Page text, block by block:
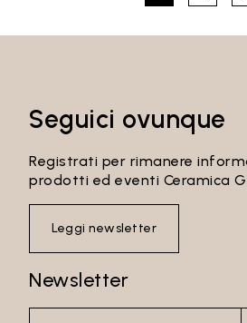
Seguici ovunque
Registrati per rimanere
prodotti ed eventi Ceramica
Leggi newsletter
Newsletter